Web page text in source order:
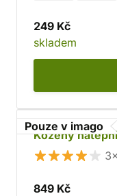
249 Kč
skladem
Pouze v imago
Kožený
3×
849 Kč